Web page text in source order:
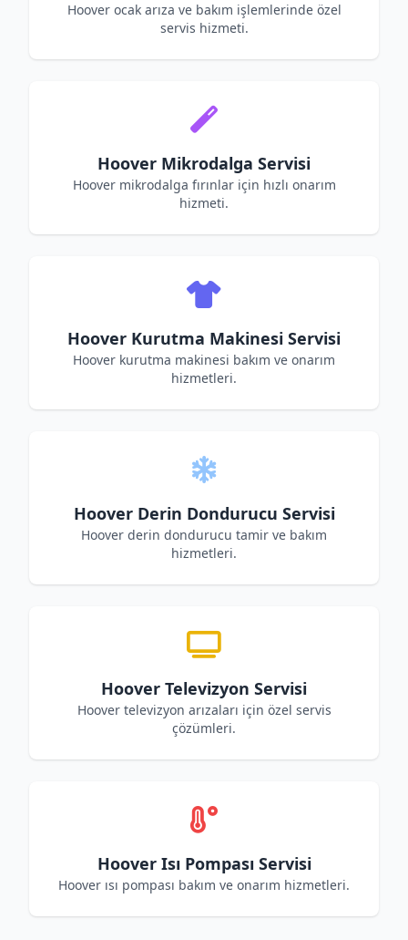
Hoover ocak arıza ve bakım işlemlerinde özel
servis hizmeti.
Hoover Mikrodalga Servisi
Hoover mikrodalga fırınlar için hızlı onarım
hizmeti.
Hoover Kurutma Makinesi Servisi
Hoover kurutma makinesi bakım ve onarım
hizmetleri.
Hoover Derin Dondurucu Servisi
Hoover derin dondurucu tamir ve bakım
hizmetleri.
Hoover Televizyon Servisi
Hoover televizyon arızaları için özel servis
çözümleri.
Hoover Isı Pompası Servisi
Hoover ısı pompası bakım ve onarım hizmetleri.